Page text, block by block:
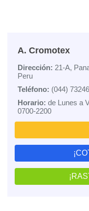
A. Cromotex
Dirección: 21-A,
Peru
Teléfono: (044)
Horario: de Lunes a
0700-2200